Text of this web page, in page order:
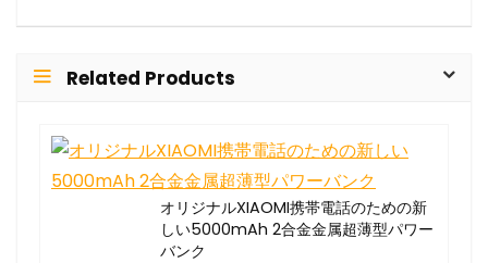
Related Products
オリジナルXIAOMI携帯電話のための新
しい5000mAh 2合金金属超薄型パワー
バンク